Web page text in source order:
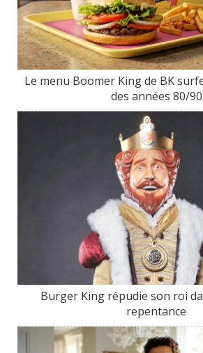
Le menu Boomer King de BK
des années 80/90
Burger King répudie son roi
repentance